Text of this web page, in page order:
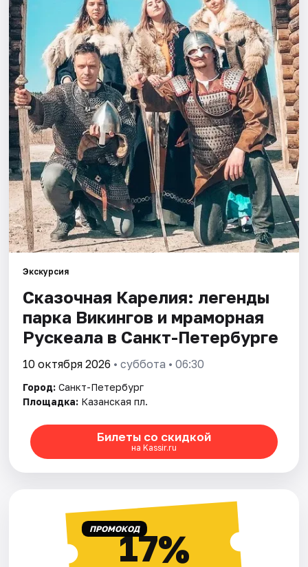
Города
Площадки
Артисты
Рейтинги
Экскурсия
Сказочная Карелия: легенды
парка Викингов и мраморная
Рускеала в Санкт-Петербурге
10 октября 2026 • суббота • 06:30
Город: Санкт-Петербург
Площадка: Казанская пл.
Билеты со скидкой
на Kassir.ru
ПРОМОКОД17%